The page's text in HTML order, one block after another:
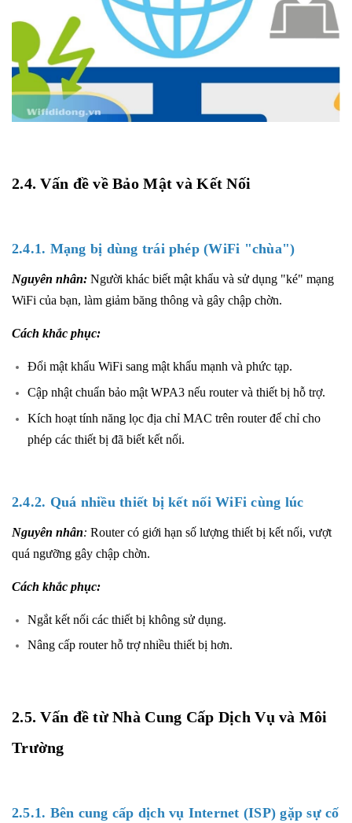
2.4. Vấn đề về Bảo Mật và Kết Nối
2.4.1. Mạng bị dùng trái phép (WiFi "chùa")
Nguyên nhân: Người khác biết mật khẩu và sử dụng "ké" mạng
WiFi của bạn, làm giảm băng thông và gây chập chờn.
Cách khắc phục:
Đổi mật khẩu WiFi sang mật khẩu mạnh và phức tạp.
Cập nhật chuẩn bảo mật WPA3 nếu router và thiết bị hỗ trợ.
Kích hoạt tính năng lọc địa chỉ MAC trên router để chỉ cho
phép các thiết bị đã biết kết nối.
2.4.2. Quá nhiều thiết bị kết nối WiFi cùng lúc
Nguyên nhân: Router có giới hạn số lượng thiết bị kết nối, vượt
quá ngưỡng gây chập chờn.
Cách khắc phục:
Ngắt kết nối các thiết bị không sử dụng.
Nâng cấp router hỗ trợ nhiều thiết bị hơn.
2.5. Vấn đề từ Nhà Cung Cấp Dịch Vụ và Môi
Trường
2.5.1. Bên cung cấp dịch vụ Internet (ISP) gặp sự cố